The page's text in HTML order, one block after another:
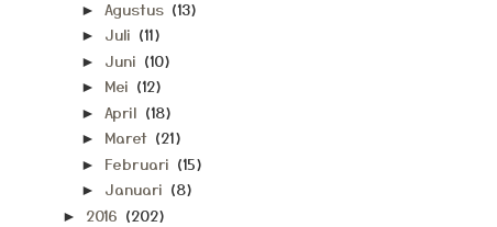
► Agustus (13)
► Juli (11)
► Juni (10)
► Mei (12)
► April (18)
► Maret (21)
► Februari (15)
► Januari (8)
► 2016 (202)